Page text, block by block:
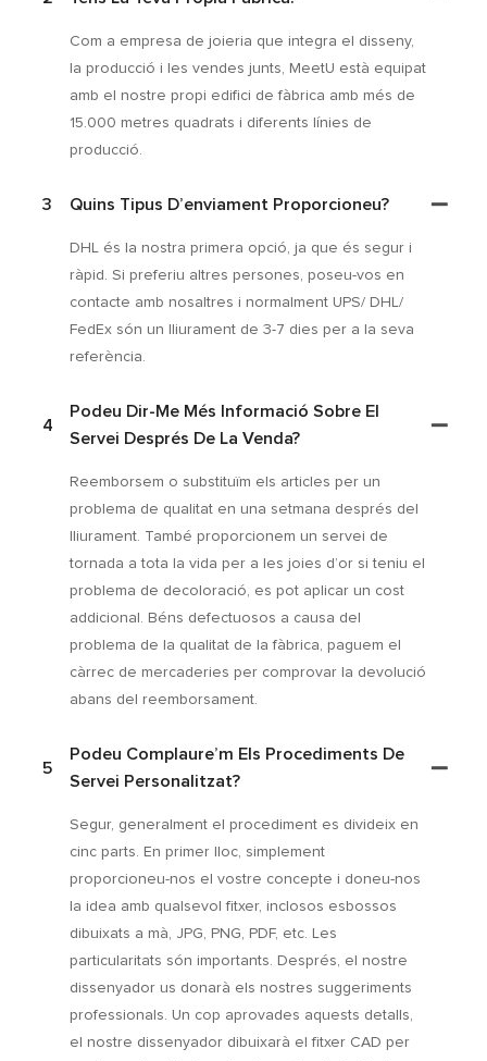
Com a empresa de joieria que integra el disseny,
la producció i les vendes junts, MeetU està equipat
amb el nostre propi edifici de fàbrica amb més de
15.000 metres quadrats i diferents línies de
producció.
3 Quins Tipus D’enviament Proporcioneu?
DHL és la nostra primera opció, ja que és segur i
ràpid. Si preferiu altres persones, poseu-vos en
contacte amb nosaltres i normalment UPS/ DHL/
FedEx són un lliurament de 3-7 dies per a la seva
referència.
4
Podeu Dir-Me Més Informació Sobre El
Servei Després De La Venda?
Reemborsem o substituïm els articles per un
problema de qualitat en una setmana després del
lliurament. També proporcionem un servei de
tornada a tota la vida per a les joies d’or si teniu el
problema de decoloració, es pot aplicar un cost
addicional. Béns defectuosos a causa del
problema de la qualitat de la fàbrica, paguem el
càrrec de mercaderies per comprovar la devolució
abans del reemborsament.
5
Podeu Complaure’m Els Procediments De
Servei Personalitzat?
Segur, generalment el procediment es divideix en
cinc parts. En primer lloc, simplement
proporcioneu-nos el vostre concepte i doneu-nos
la idea amb qualsevol fitxer, inclosos esbossos
dibuixats a mà, JPG, PNG, PDF, etc. Les
particularitats són importants. Després, el nostre
dissenyador us donarà els nostres suggeriments
professionals. Un cop aprovades aquests detalls,
el nostre dissenyador dibuixarà el fitxer CAD per